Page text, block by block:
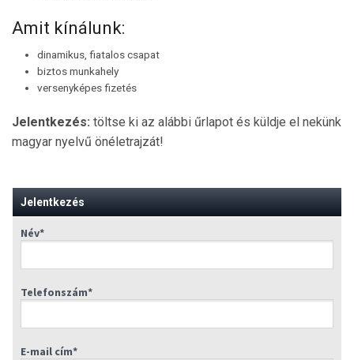
Amit kínálunk:
dinamikus, fiatalos csapat
biztos munkahely
versenyképes fizetés
Jelentkezés: töltse ki az alábbi űrlapot és küldje el nekünk
magyar nyelvű önéletrajzát!
Jelentkezés
Név*
Telefonszám*
E-mail cím*